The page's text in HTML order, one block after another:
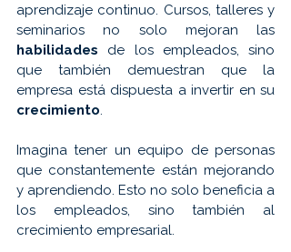
aprendizaje continuo. Cursos, talleres y
habilidades de los empleados, sino
que también demuestran que la
crecimiento.
Imagina tener un equipo de personas
que constantemente están mejorando
y aprendiendo. Esto no solo beneficia a
los empleados, sino también al
crecimiento empresarial.